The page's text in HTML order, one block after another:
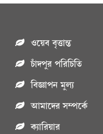
ওয়েব বৃত্তান্ত
চাঁদপুর পরিচিতি
বিজ্ঞাপন মুল্য
আমাদের সম্পর্কে
ক্যারিয়ার